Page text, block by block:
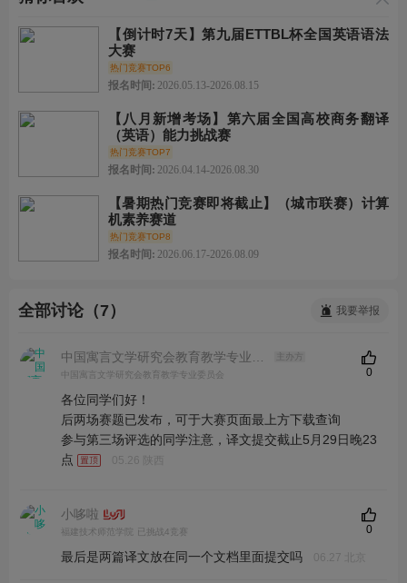
【倒计时7天】第九届ETTBL杯全国英语语法
大赛
热门竞赛TOP6
报名时间: 2026.05.13-2026.08.15
【八月新增考场】第六届全国高校商务翻译
（英语）能力挑战赛
热门竞赛TOP7
报名时间: 2026.04.14-2026.08.30
【暑期热门竞赛即将截止】（城市联赛）计算
机素养赛道
热门竞赛TOP8
报名时间: 2026.06.17-2026.08.09
全部讨论（7） 我要举报
中国寓言文学研究会教育教学专业委员会主办方
中国寓言文学研究会教育教学专业委员会
各位同学们好！
后两场赛题已发布，可于大赛页面最上方下载查询
参与第三场评选的同学注意，译文提交截止5月29日晚23
点
05.26 陕西
0
小哆啦
福建技术师范学院 已挑战4竞赛
06.27 北京
0